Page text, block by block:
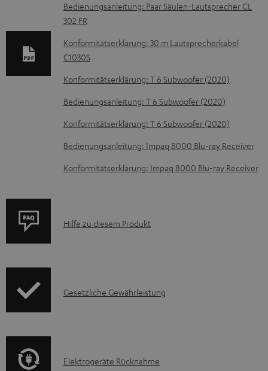
m
e
n
t
e
z
u
e
n
l
e
Bedienungsanleitung: Paar Säulen-Lautsprecher CL
302 FR
Konformitätserklärung: 30 m Lautsprecherkabel
C1030S
Konformitätserklärung: T 6 Subwoofer (2020)
Bedienungsanleitung: T 6 Subwoofer (2020)
Konformitätserklärung: T 6 Subwoofer (2020)
Bedienungsanleitung: Impaq 8000 Blu-ray Receiver
Konformitätserklärung: Impaq 8000 Blu-ray Receiver
P
u
Hilfe zu diesem Produkt
I
r
Gesetzliche Gewährleistung
E
Elektrogeräte Rücknahme